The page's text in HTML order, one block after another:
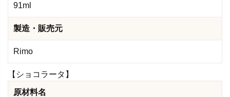
91ml
製造・販売元
Rimo
【ショコラータ】
原材料名